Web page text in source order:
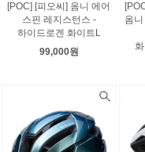
[POC] [피오씨] 옴니 에어
스핀 레지스턴스 -
하이드로겐 화이트L
99,000원
옴